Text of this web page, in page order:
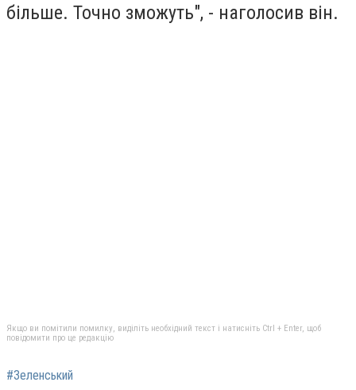
більше. Точно зможуть", - наголосив він.
Якщо ви помітили помилку, виділіть необхідний текст і натисніть Ctrl + Enter, щоб
повідомити про це редакцію
#Зеленський